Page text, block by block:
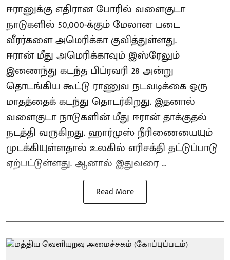
ஈரானுக்கு எதிரான போரில் வளைகுடா
நாடுகளில் 50,000-க்கும் மேலான படை
வீரர்களை அமெரிக்கா குவித்துள்ளது.
ஈரான் மீது அமெரிக்காவும் இஸ்ரேலும்
இணைந்து கடந்த பிப்ரவரி 28 அன்று
தொடங்கிய கூட்டு ராணுவ நடவடிக்கை ஒரு
மாதத்தைக் கடந்து தொடர்கிறது. இதனால்
வளைகுடா நாடுகளின் மீது ஈரான் தாக்குதல்
நடத்தி வருகிறது. ஹார்முஸ் நீரிணையையும்
முடக்கியுள்ளதால் உலகில் எரிசக்தி தட்டுப்பாடு
ஏற்பட்டுள்ளது. ஆனால் இதுவரை ...
Read More